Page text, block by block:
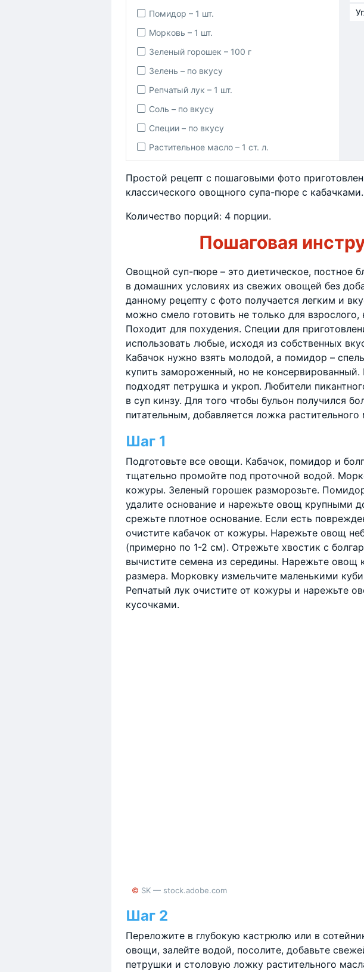
Помидор – 1 шт.
Морковь – 1 шт.
Зеленый горошек – 100 г
Зелень – по вкусу
Репчатый лук – 1 шт.
Соль – по вкусу
Специи – по вкусу
Растительное масло – 1 ст. л.
Простой рецепт с пошаговыми фото
классического овощного супа-пюре с кабачками.
Количество порций: 4 порции.
Пошаговая
Овощной суп-пюре – это диетическое, постное
в домашних условиях из свежих овощей без
данному рецепту с фото получается легким и
можно смело готовить не только для взрослого,
Походит для похудения. Специи для
использовать любые, исходя из собственных
Кабачок нужно взять молодой, а помидор –
купить замороженный, но не
подходят петрушка и укроп. Любители
в суп кинзу. Для того чтобы бульон получился
питательным, добавляется ложка растительного
Шаг 1
Подготовьте все овощи. Кабачок, помидор и
тщательно промойте под проточной водой.
кожуры. Зеленый горошек разморозьте.
удалите основание и нарежьте овощ крупными
срежьте плотное основание. Если есть
очистите кабачок от кожуры. Нарежьте овощ
(примерно по 1-2 см). Отрежьте хвостик с
вычистите семена из середины. Нарежьте овощ
размера. Морковку измельчите маленькими
Репчатый лук очистите от кожуры и нарежьте
кусочками.
© SK — stock.adobe.com
Шаг 2
Переложите в глубокую кастрюлю или в
овощи, залейте водой, посолите, добавьте
петрушки и столовую ложку растительного